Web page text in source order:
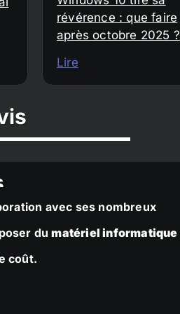
révérence : que faire
après octobre 2025 ?
Lire
avec ses nombreux
dumatériel informatique
coût.